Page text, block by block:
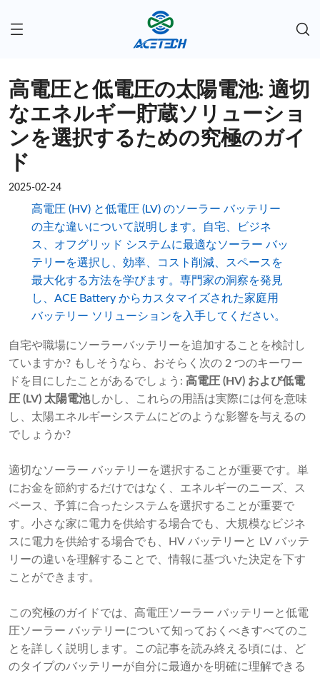
高電圧と低電圧の太陽電池: 適切
なエネルギー貯蔵ソリューショ
ンを選択するための究極のガイ
ド
2025-02-24
高電圧 (HV) と低電圧 (LV) のソーラー バッテリー
の主な違いについて説明します。自宅、ビジネ
ス、オフグリッド システムに最適なソーラー バッ
テリーを選択し、効率、コスト削減、スペースを
最大化する方法を学びます。専門家の洞察を発見
し、ACE Battery からカスタマイズされた家庭用
バッテリー ソリューションを入手してください。
自宅や職場にソーラーバッテリーを追加することを検討し
ていますか? もしそうなら、おそらく次の 2 つのキーワー
ドを目にしたことがあるでしょう: 高電圧 (HV) および低電
圧 (LV) 太陽電池しかし、これらの用語は実際には何を意味
し、太陽エネルギーシステムにどのような影響を与えるの
でしょうか?
適切なソーラー バッテリーを選択することが重要です。単
にお金を節約するだけではなく、エネルギーのニーズ、ス
ペース、予算に合ったシステムを選択することが重要で
す。小さな家に電力を供給する場合でも、大規模なビジネ
スに電力を供給する場合でも、HV バッテリーと LV バッテ
リーの違いを理解することで、情報に基づいた決定を下す
ことができます。
この究極のガイドでは、高電圧ソーラー バッテリーと低電
圧ソーラー バッテリーについて知っておくべきすべてのこ
とを詳しく説明します。この記事を読み終える頃には、ど
のタイプのバッテリーが自分に最適かを明確に理解できる